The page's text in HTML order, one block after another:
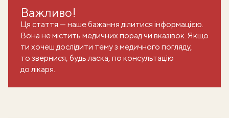
Важливо!
Ця стаття — наше бажання ділитися інформацією.
Вона не містить медичних порад чи вказівок. Якщо
ти хочеш дослідити тему з медичного погляду,
то звернися, будь ласка, по консультацію
до лікаря.